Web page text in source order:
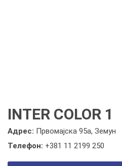
INTER COLOR 1
Адрес: Првомајска 95а, Земун
Телефон: +381 11 2199 250